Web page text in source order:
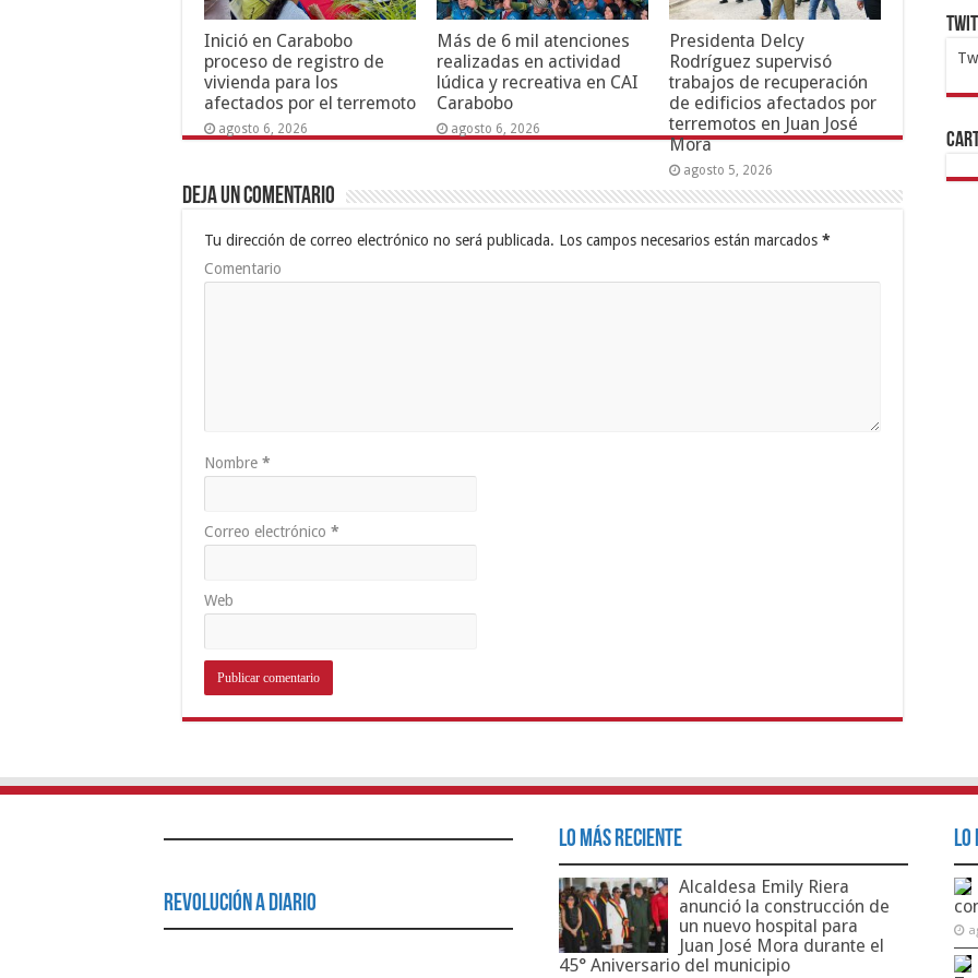
Inició en Carabobo
proceso de registro de
vivienda para los
afectados por el terremoto
agosto 6, 2026
Más de 6 mil atenciones
realizadas en actividad
lúdica y recreativa en CAI
Carabobo
agosto 6, 2026
Presidenta Delcy
Rodríguez supervisó
trabajos de recuperación
de edificios afectados por
terremotos en Juan José
Mora
agosto 5, 2026
Deja un comentario
Tu dirección de correo electrónico no será publicada. Los campos necesarios están marcados *
Comentario
Nombre *
Correo electrónico *
Web
Revolución a Diario
Lo Más Reciente
Alcaldesa Emily Riera
anunció la construcción de
un nuevo hospital para
Juan José Mora durante el
45° Aniversario del municipio
Lo